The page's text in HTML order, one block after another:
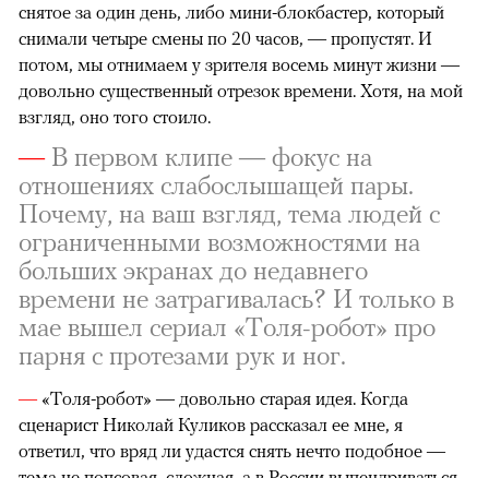
снятое за один день, либо мини-блокбастер, который
снимали четыре смены по 20 часов, — пропустят. И
потом, мы отнимаем у зрителя восемь минут жизни —
довольно существенный отрезок времени. Хотя, на мой
взгляд, оно того стоило.
—В первом клипе — фокус на
отношениях слабослышащей пары.
Почему, на ваш взгляд, тема людей с
ограниченными возможностями на
больших экранах до недавнего
времени не затрагивалась? И только в
мае вышел сериал «Толя-робот» про
парня с протезами рук и ног.
— «Толя-робот» — довольно старая идея. Когда
сценарист Николай Куликов рассказал ее мне, я
ответил, что вряд ли удастся снять нечто подобное —